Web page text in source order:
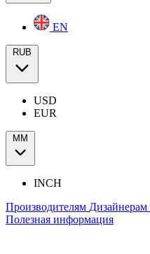
EN
RUB
USD
EUR
ММ
INCH
Производителям Дизайнерам
Полезная информация